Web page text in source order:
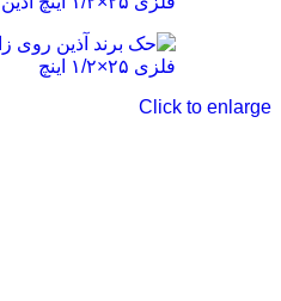
Click to enlarge